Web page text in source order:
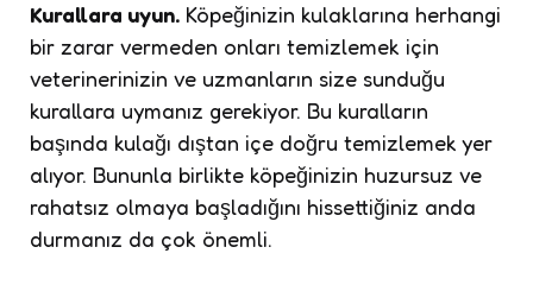
Kurallara uyun. Köpeğinizin kulaklarına herhangi
bir zarar vermeden onları temizlemek için
veterinerinizin ve uzmanların size sunduğu
kurallara uymanız gerekiyor. Bu kuralların
başında kulağı dıştan içe doğru temizlemek yer
alıyor. Bununla birlikte köpeğinizin huzursuz ve
rahatsız olmaya başladığını hissettiğiniz anda
durmanız da çok önemli.